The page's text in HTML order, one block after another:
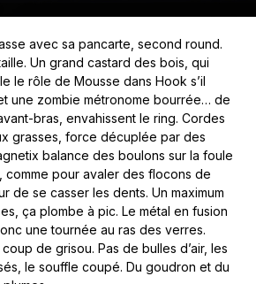
avec sa pancarte, second round.
Un grand castard des bois, qui
le rôle de Mousse dans Hook s’il
une zombie métronome bourrée… de
bras, envahissent le ring. Cordes
grasses, force décuplée par des
balance des boulons sur la foule
comme pour avaler des flocons de
de se casser les dents. Un maximum
ça plombe à pic. Le métal en fusion
une tournée au ras des verres.
de grisou. Pas de bulles d’air, les
le souffle coupé. Du goudron et du